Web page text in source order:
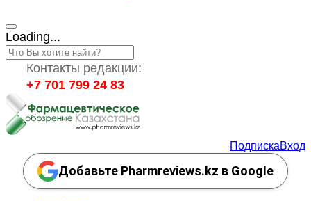
Loading...
Контакты редакции:
+7 701 799 24 83
ПодпискаВход
Добавьте Pharmreviews.kz в Google